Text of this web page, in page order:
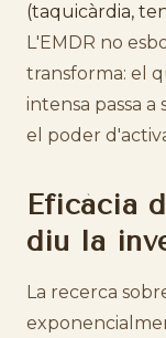
(taquicàrdia,
L'EMDR no
transforma: el
intensa passa
el poder
Eficàcia
diu la
La recerca